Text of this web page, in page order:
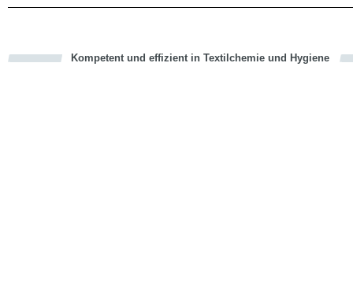
Kompetent und effizient in Textilchemie und Hygiene